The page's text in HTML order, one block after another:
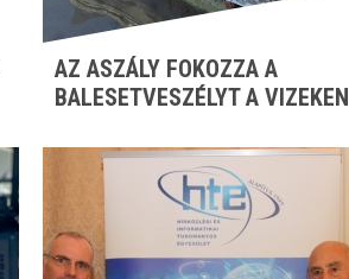
AZ ASZÁLY FOKOZZA A
BALESETVESZÉLYT A VIZEKEN